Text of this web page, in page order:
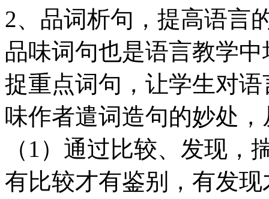
2、品词析句，提高语言
品味词句也是语言教学
捉重点词句，让学生对
味作者遣词造句的妙处
（1）通过比较、发现，
有比较才有鉴别，有发